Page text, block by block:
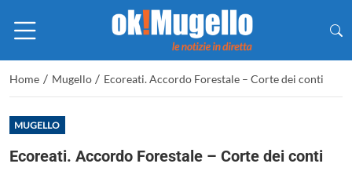
Home / Mugello / Ecoreati. Accordo Forestale – Corte dei conti
MUGELLO
Ecoreati. Accordo Forestale – Corte dei conti